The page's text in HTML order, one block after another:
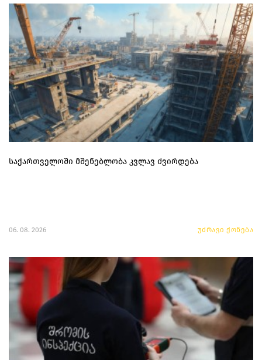
საქართველოში მშენებლობა კვლავ ძვირდება
06. 08. 2026 უძრავი ქონება